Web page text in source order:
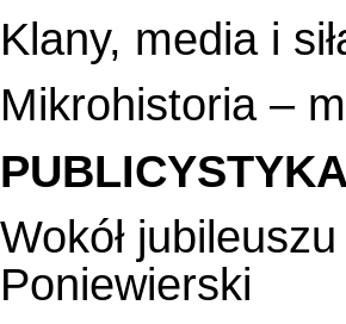
Klany, media i
Mikrohistoria –
PUBLICYSTYKA
Wokół
Poniewierski